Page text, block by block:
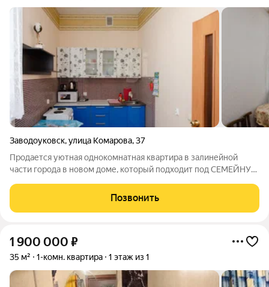
Заводоуковск,улица Комарова,37
Продается уютная однокомнатная квартира в залинейной
части города в новом доме, который подходит под СЕМЕЙНУЮ
выгодного инвестирования! Эта светлая и просторная
квартира площадью 27 квадратных
Позвонить
1 900 000 ₽
35 м² 1-комн. квартира 1 этаж из 1